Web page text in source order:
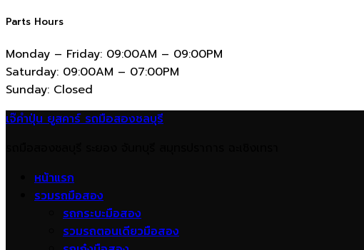
Parts Hours
Monday – Friday: 09:00AM – 09:00PM
Saturday: 09:00AM – 07:00PM
Sunday: Closed
เจ๊คำปุ่น ยูสคาร์ รถมือสองชลบุรี
หน้าแรก
รวมรถมือสอง
รถกระบะมือสอง
รวมรถตอนเดียวมือสอง